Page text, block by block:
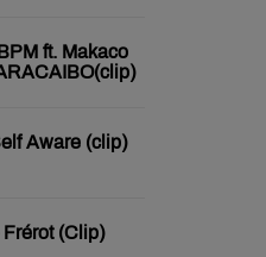
ft. Makaco
Aware (clip)
(Clip)